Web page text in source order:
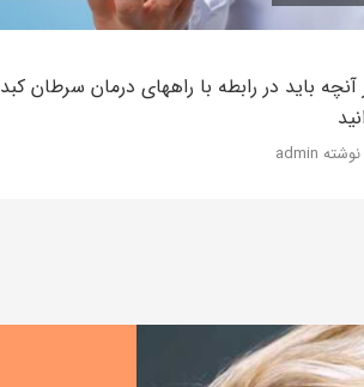
باید در رابطه با راههای درمان سرطان کبد
نوشته admin